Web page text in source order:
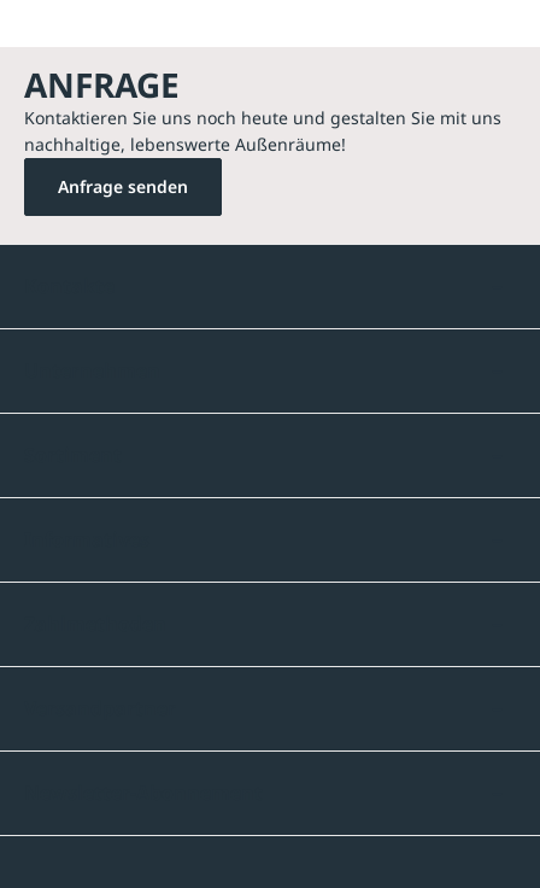
ANFRAGE
Kontaktieren Sie uns noch heute und gestalten Sie mit uns
nachhaltige, lebenswerte Außenräume!
Anfrage senden